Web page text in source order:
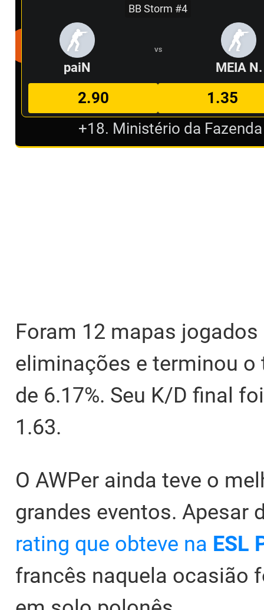
BB Storm #4
paiN
VS
MEIA N.
2.90
1.35
+18. Ministério da
Foram 12 mapas
eliminações e terminou o
de 6.17%. Seu K/D final
1.63.
O AWPer ainda teve o
grandes eventos. Apesar
rating que obteve na ESL
francês naquela ocasião